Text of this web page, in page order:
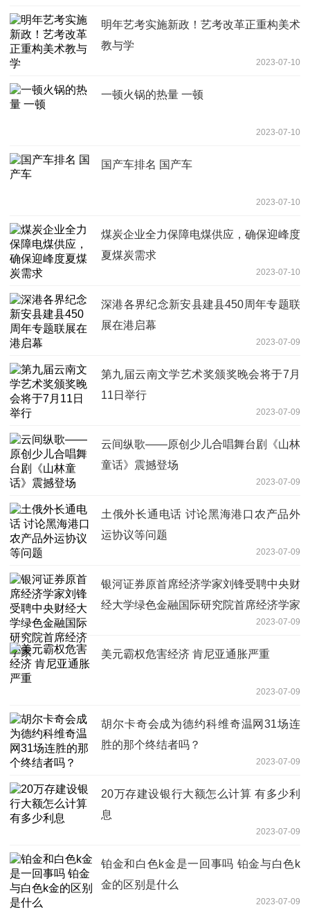
明年艺考实施新政！艺考改革正重构美术
教与学
2023-07-10
一顿火锅的热量 一顿
2023-07-10
国产车排名 国产车
2023-07-10
煤炭企业全力保障电煤供应，确保迎峰度
夏煤炭需求
2023-07-10
深港各界纪念新安县建县450周年专题联
展在港启幕
2023-07-09
第九届云南文学艺术奖颁奖晚会将于7月
11日举行
2023-07-09
云间纵歌——原创少儿合唱舞台剧《山林
童话》震撼登场
2023-07-09
土俄外长通电话 讨论黑海港口农产品外
运协议等问题
2023-07-09
银河证券原首席经济学家刘锋受聘中央财
经大学绿色金融国际研究院首席经济学家
2023-07-09
美元霸权危害经济 肯尼亚通胀严重
2023-07-09
胡尔卡奇会成为德约科维奇温网31场连
胜的那个终结者吗？
2023-07-09
20万存建设银行大额怎么计算 有多少利
息
2023-07-09
铂金和白色k金是一回事吗 铂金与白色k
金的区别是什么
2023-07-09